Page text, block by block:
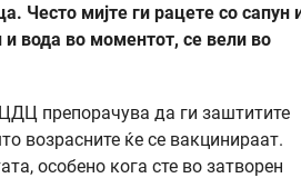
Често мијте ги рацете со сапун
и вода во моментот, се вели во
препорачува да ги заштитите
возрасните ќе се вакцинираат.
особено кога сте во затворен